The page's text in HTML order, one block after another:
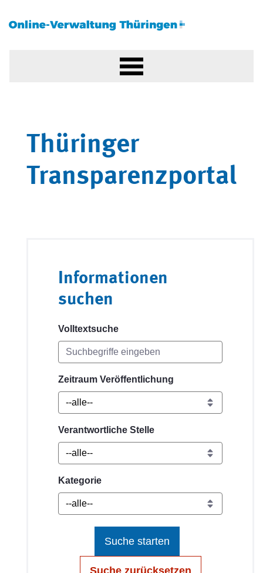
Thüringer
Transparenzportal
Informationen
suchen
Volltextsuche
Zeitraum Veröffentlichung
Verantwortliche Stelle
Kategorie
Suche starten
Suche zurücksetzen